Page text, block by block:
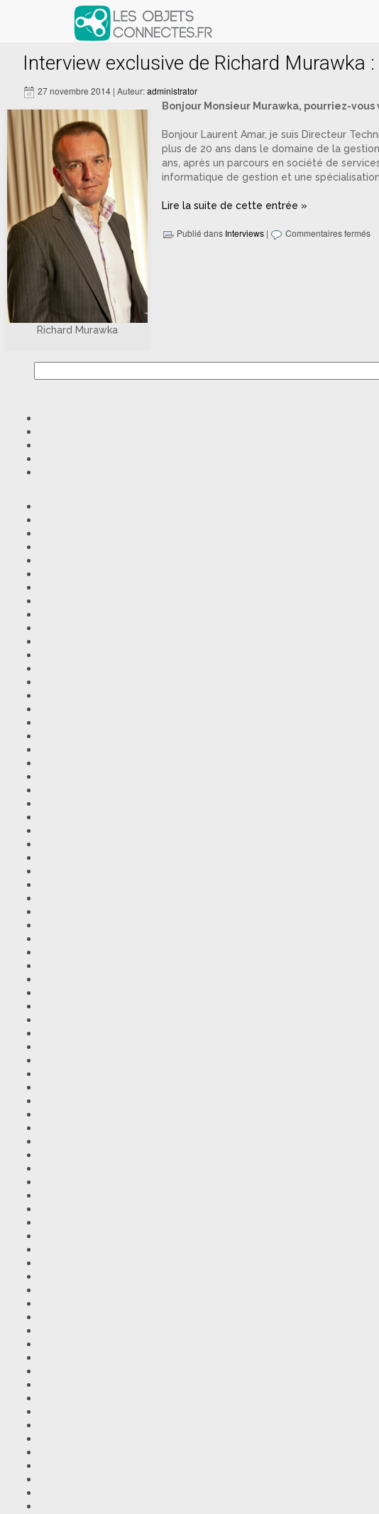
Articles avec le tag ‘murawka’
Interview exclusive de Richard Murawka
27 novembre 2014 | Auteur:administrator
Richard Murawka
Bonjour Monsieur Murawka, pourriez-
Bonjour Laurent Amar, je suis Directeur
plus de 20 ans dans le domaine de la
ans, après un parcours en société de
informatique de gestion et une
Lire la suite de cette entrée »
Publié dans Interviews | Commentaires fermés